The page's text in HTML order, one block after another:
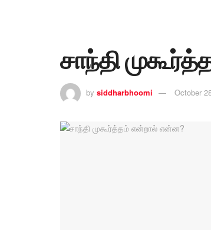
சாந்தி
by siddharbhoomi October